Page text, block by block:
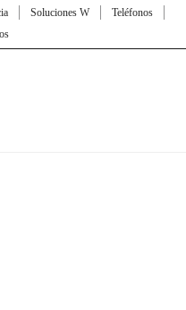
Soluciones W
Teléfonos